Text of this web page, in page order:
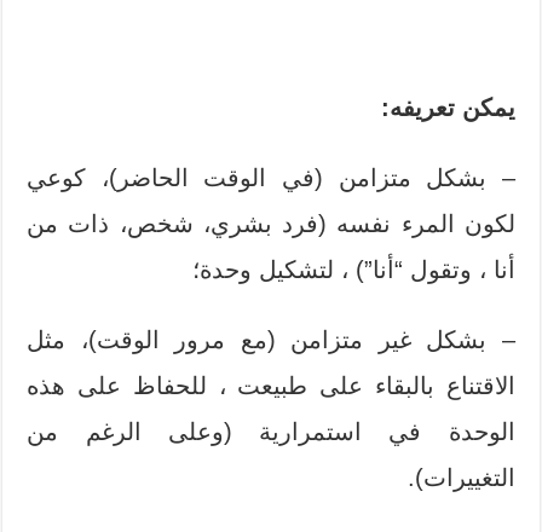
يمكن تعريفه:
– بشكل متزامن (في الوقت الحاضر)، كوعي
لكون المرء نفسه (فرد بشري، شخص، ذات من
أنا ، وتقول “أنا”) ، لتشكيل وحدة؛
– بشكل غير متزامن (مع مرور الوقت)، مثل
الاقتناع بالبقاء على طبيعت ، للحفاظ على هذه
الوحدة في استمرارية (وعلى الرغم من
التغييرات).